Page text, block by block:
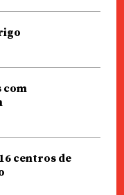
com
centros de